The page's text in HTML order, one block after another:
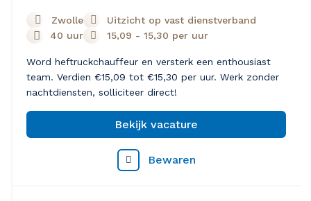
Zwolle
Uitzicht op vast dienstverband
40 uur
15,09 - 15,30 per uur
Word heftruckchauffeur en versterk een enthousiast
team. Verdien €15,09 tot €15,30 per uur. Werk zonder
nachtdiensten, solliciteer direct!
Bekijk vacature
Bewaren